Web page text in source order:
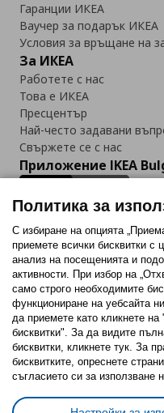
Гаранции ИКЕА
Ваучер за подарък ИКЕА
Условия за връщане на
За ИКЕА
Работете с нас
Това е ИКЕА
Пресцентър
Най-често задавани
Свържете се с нас
Приложение IKEA
Последвайте ни:
FacebookTwitterYoutube
Политика за
Избор на настройки
Политика за
С избиране на опцията
приемете всички бисквитки с
анализ на посещенията и
активности. При избор на
само строго необходимитe
функциониране на уебсайта
да приемете като кликнете
бисквитки". За да видите
бисквитки, кликнете тук. За
бисквитките, опреснете
съгласието си за използване